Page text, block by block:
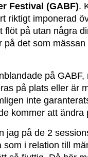
Festival (GABF).
riktigt imponerad
flöt på utan några
på det som
på GABF,
på plats eller är
inte
kommer att ändra
jag på de 2
i relation till